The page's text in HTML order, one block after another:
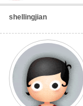
shellingjian